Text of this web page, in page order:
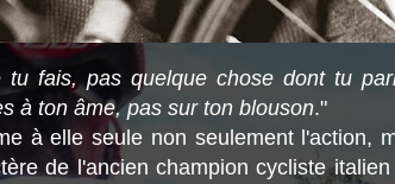
fais, pas quelque chose dont tu
à ton âme, pas sur ton blouson."
à elle seule non seulement l'action,
de l'ancien champion cycliste italien